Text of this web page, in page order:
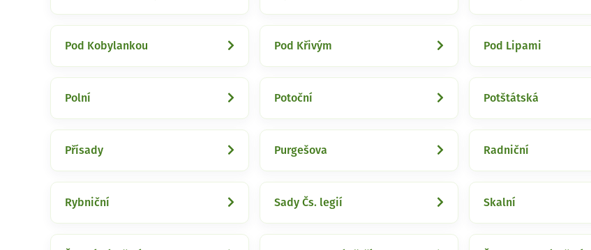
Pod Kobylankou Pod Křivým Pod Lipami
Polní Potoční Potštátská
Přísady Purgešova Radniční
Rybniční Sady Čs. legií Skalní